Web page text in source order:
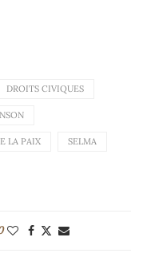
DROITS CIVIQUES
LA PAIX SELMA